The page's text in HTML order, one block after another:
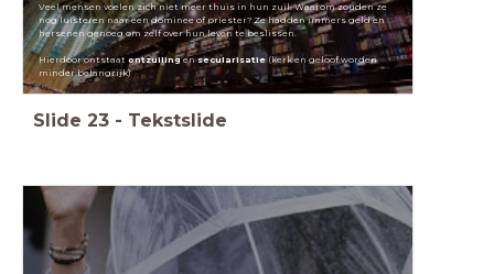
Veel mensen voelen zich niet meer thuis in hun zuil. Waarom zouden ze
nog luisteren naar een dominee of priester? Ze hadden immers geld en
hersenen genoeg om zelf over hun leven te beslissen.
Hierdoor ontstaat ontzuilingensecularisatie (kerk en geloof worden
minder belangrijk)
Slide 23 - Tekstslide